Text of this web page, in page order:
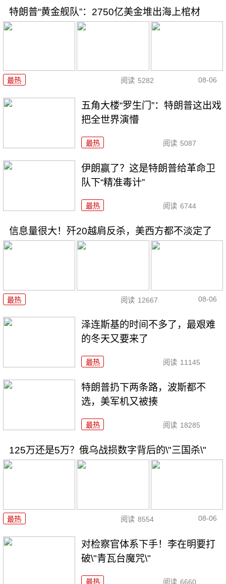
特朗普“黄金舰队”：2750亿美金堆出海上棺材
最热 阅读 5282 08-06
五角大楼“罗生门”：特朗普这出戏
把全世界演懵
最热 阅读 5087
伊朗赢了？这是特朗普给革命卫
队下“精准毒计”
最热 阅读 6744
信息量很大！歼20越肩反杀，美西方都不淡定了
最热 阅读 12667 08-06
泽连斯基的时间不多了，最艰难
的冬天又要来了
最热 阅读 11145
特朗普扔下两条路，波斯都不
选，美军机又被揍
最热 阅读 18285
125万还是5万？俄乌战损数字背后的\"三国杀\"
最热 阅读 8554 08-06
对检察官体系下手！李在明要打
破\"青瓦台魔咒\"
最热 阅读 6660